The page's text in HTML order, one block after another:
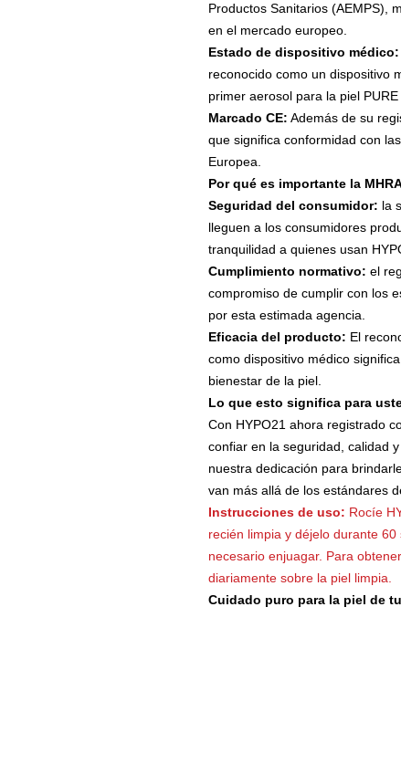
Productos Sanitarios (AEMPS),
en el mercado europeo.
Estado de dispositivo médico:
reconocido como un dispositivo
primer aerosol para la piel
Marcado CE: Además de su
que significa conformidad con
Europea.
Por qué es importante la
Seguridad del consumidor: la
lleguen a los consumidores
tranquilidad a quienes usan
Cumplimiento normativo: el
compromiso de cumplir con los
por esta estimada agencia.
Eficacia del producto: El
como dispositivo médico
bienestar de la piel.
Lo que esto significa para
Con HYPO21 ahora registrado
confiar en la seguridad, calidad
nuestra dedicación para
van más allá de los estándares
Instrucciones de uso: Rocíe
recién limpia y déjelo durante
necesario enjuagar. Para
diariamente sobre la piel limpia.
Cuidado puro para la piel de